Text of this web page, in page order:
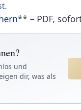
** – PDF,
und
dir, was als